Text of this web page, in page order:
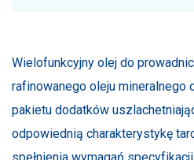
Wielofunkcyjny olej do
rafinowanego oleju mineralnego
pakietu dodatków
odpowiednią charakterystykę